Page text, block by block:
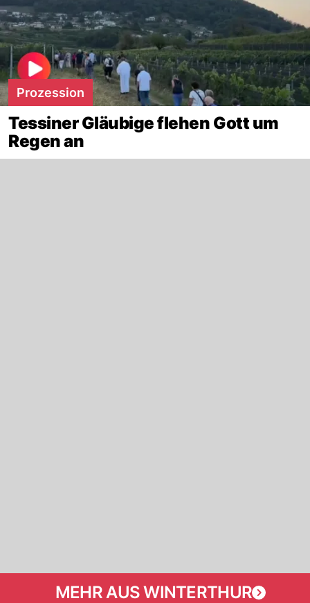
Prozession
Tessiner Gläubige flehen Gott um
Regen an
MEHR AUS WINTERTHUR